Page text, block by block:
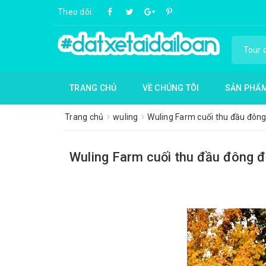
Theo dõi:
TRANG CHỦ VỀ CHÚNG TÔI SẢN
Trang chủ wuling Wuling Farm cuối thu đầu
Wuling Farm cuối thu đầu đông